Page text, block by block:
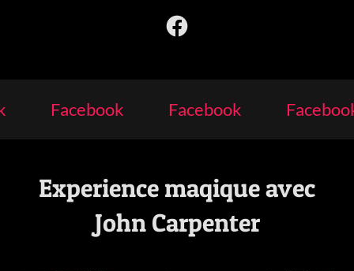
Facebook Facebook Facebook
Experience maqique avec
John Carpenter